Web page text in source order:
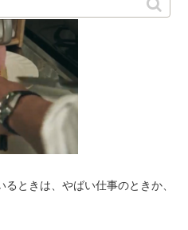
ときは、やばい仕事のときか、